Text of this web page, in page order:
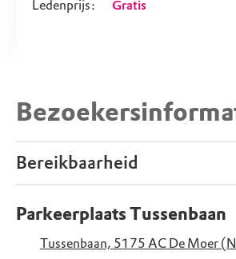
Ledenprijs:
Gratis
Bereikbaarheid
Parkeerplaats Tussenbaan
Tussenbaan, 5175 AC De Moer